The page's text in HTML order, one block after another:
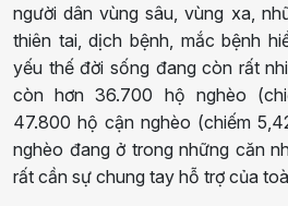
người dân vùng sâu, vùng xa,
thiên tai, dịch bệnh, mắc bệnh
yếu thế đời sống đang còn rất
còn hơn 36.700 hộ nghèo
47.800 hộ cận nghèo (chiếm
nghèo đang ở trong những căn
rất cần sự chung tay hỗ trợ của